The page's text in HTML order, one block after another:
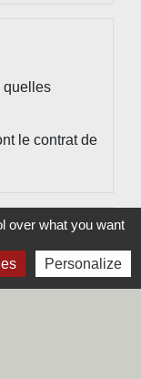
quelles
le contrat de
pour le
over what you want
Personalize